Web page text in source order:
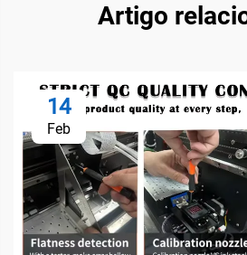
Artigo
14
Feb